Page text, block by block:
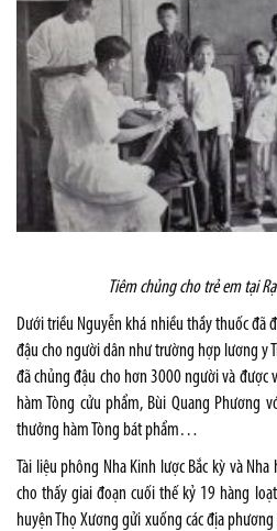
Tiêm chủng cho trẻ em tại
Dưới triều Nguyễn khá nhiều thầy thuốc đã
đậu cho người dân như trường hợp lương y
đã chủng đậu cho hơn 3000 người và được
hàm Tòng cửu phẩm, Bùi Quang Phương
thưởng hàm Tòng bát phẩm…
Tài liệu phông Nha Kinh lược Bắc kỳ và
cho thấy giai đoạn cuối thế kỷ 19 hàng
huyện Thọ Xương gửi xuống các địa